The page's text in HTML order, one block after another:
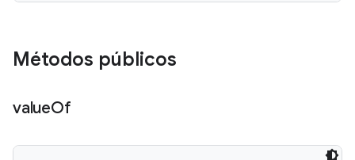
Métodos públicos
valueOf